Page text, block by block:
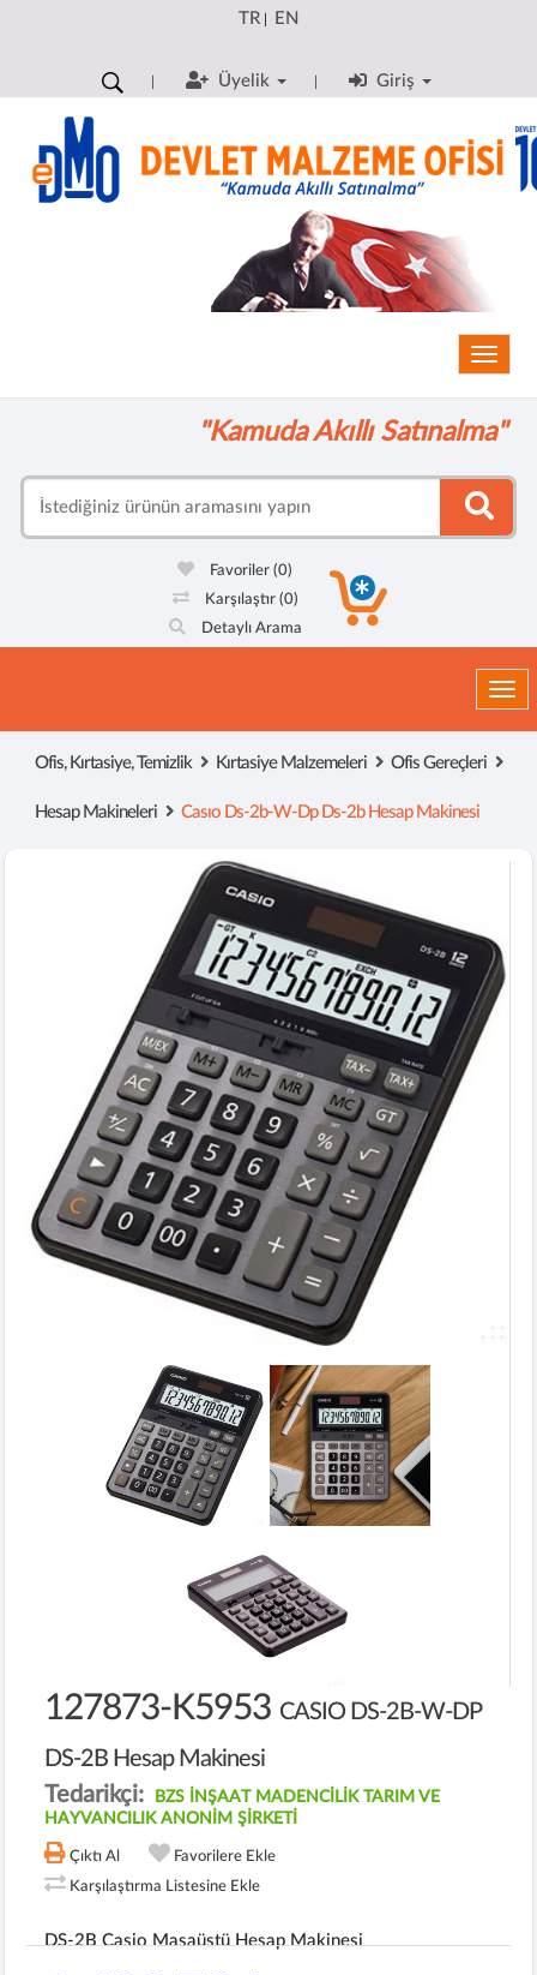
TR| EN
Üyelik Giriş
"Kamuda Akıllı Satınalma"
Favoriler(0)
Karşılaştır (0)
Detaylı Arama
Ofis, Kırtasiye, Temizlik Kırtasiye Malzemeleri Ofis Gereçleri
Hesap Makineleri Casıo Ds-2b-W-Dp Ds-2b Hesap Makinesi
127873-K5953 CASIO DS-2B-W-DP
DS-2B Hesap Makinesi
Tedarikçi:
BZS İNŞAAT MADENCİLİK TARIM VE
HAYVANCILIK ANONİM ŞİRKETİ
Çıktı Al
Favorilere Ekle
Karşılaştırma Listesine Ekle
DS-2B Casio Masaüstü Hesap Makinesi